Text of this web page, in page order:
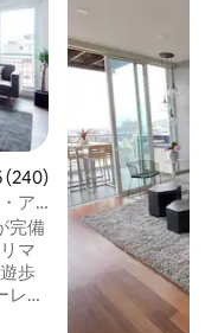
ー240件、5つ星中4.95つ
(240)
ア
完備
マ
歩
レス